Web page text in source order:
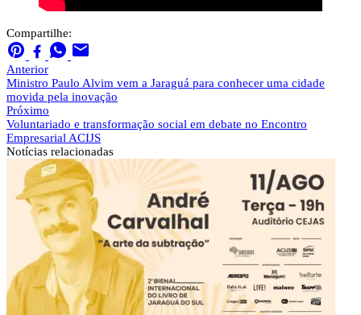
Compartilhe:
Anterior
Ministro Paulo Alvim vem a Jaraguá para conhecer uma cidade
movida pela inovação
Próximo
Voluntariado e transformação social em debate no Encontro
Empresarial ACIJS
Notícias relacionadas